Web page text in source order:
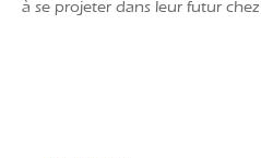
à se projeter dans leur futur